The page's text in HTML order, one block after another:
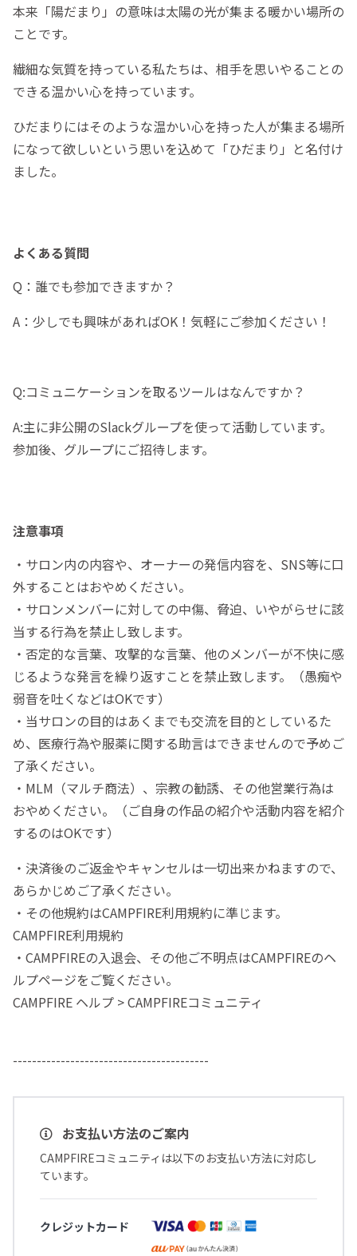
本来「陽だまり」の意味は太陽の光が集まる暖かい場所の
ことです。
繊細な気質を持っている私たちは、相手を思いやることの
できる温かい心を持っています。
ひだまりにはそのような温かい心を持った人が集まる場所
になって欲しいという思いを込めて「ひだまり」と名付け
ました。
よくある質問
Q：誰でも参加できますか？
A：少しでも興味があればOK！気軽にご参加ください！
Q:コミュニケーションを取るツールはなんですか？
A:主に非公開のSlackグループを使って活動しています。
参加後、グループにご招待します。
注意事項
・サロン内の内容や、オーナーの発信内容を、SNS等に口
外することはおやめください。
・サロンメンバーに対しての中傷、脅迫、いやがらせに該
当する行為を禁止し致します。
・否定的な言葉、攻撃的な言葉、他のメンバーが不快に感
じるような発言を繰り返すことを禁止致します。（愚痴や
弱音を吐くなどはOKです）
・当サロンの目的はあくまでも交流を目的としているた
め、医療行為や服薬に関する助言はできませんので予めご
了承ください。
・MLM（マルチ商法）、宗教の勧誘、その他営業行為は
おやめください。（ご自身の作品の紹介や活動内容を紹介
するのはOKです）
・決済後のご返金やキャンセルは一切出来かねますので、
あらかじめご了承ください。
・その他規約はCAMPFIRE利用規約に準じます。
CAMPFIRE利用規約
・CAMPFIREの入退会、その他ご不明点はCAMPFIREのヘ
ルプページをご覧ください。
CAMPFIRE ヘルプ > CAMPFIREコミュニティ
-----------------------------------------
お支払い方法のご案内
CAMPFIREコミュニティは以下のお支払い方法に対応し
ています。
クレジットカード